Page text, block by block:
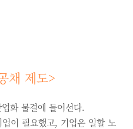
채 제도>
화 물결에 들어선다.
이 필요했고, 기업은 일할 노